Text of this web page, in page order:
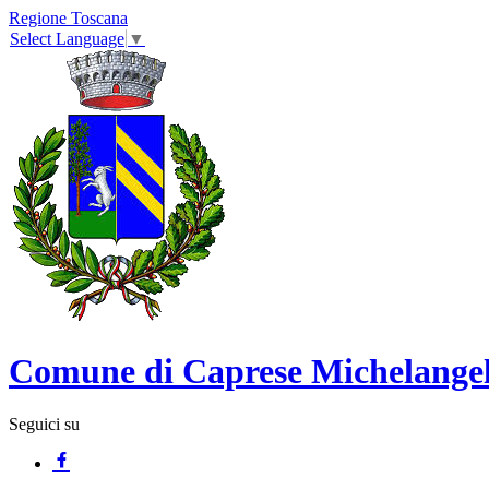
Regione Toscana
Select Language ▼
Comune di Caprese
Seguici su